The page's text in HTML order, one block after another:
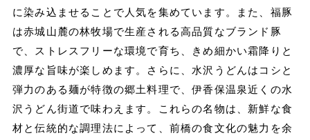
に染み込ませることで人気を集めています。また、福豚
は赤城山麓の林牧場で生産される高品質なブランド豚
で、ストレスフリーな環境で育ち、きめ細かい霜降りと
濃厚な旨味が楽しめます。さらに、水沢うどんはコシと
弾力のある麺が特徴の郷土料理で、伊香保温泉近くの水
沢うどん街道で味わえます。これらの名物は、新鮮な食
材と伝統的な調理法によって、前橋の食文化の魅力を余